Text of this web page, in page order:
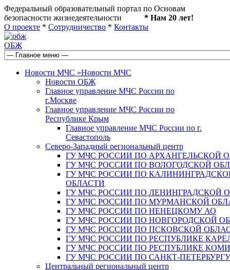
Федеральный образовательный портал по Основам
безопасности жизнедеятельности * Нам 20 лет!
О проекте * Сотрудничество * Контакты
ОБЖ
Новости МЧС »Новости МЧС
Новости ОБЖ
Главное управление МЧС России по
г.Москве
Главное управление МЧС России по
Республике Крым
Главное управление МЧС России по г.
Севастополь
Северо-Западный региональный центр
ГУ МЧС РОССИИ ПО АРХАНГЕЛЬСКОЙ
ГУ МЧС РОССИИ ПО ВОЛОГОДСКОЙ
ГУ МЧС РОССИИ ПО
ОБЛАСТИ
ГУ МЧС РОССИИ ПО ЛЕНИНГРАДСКОЙ
ГУ МЧС РОССИИ ПО МУРМАНСКОЙ
ГУ МЧС РОССИИ ПО НЕНЕЦКОМУ АО
ГУ МЧС РОССИИ ПО НОВГОРОДСКОЙ
ГУ МЧС РОССИИ ПО ПСКОВСКОЙ
ГУ МЧС РОССИИ ПО РЕСПУБЛИКЕ
ГУ МЧС РОССИИ ПО РЕСПУБЛИКЕ КОМИ
ГУ МЧС РОССИИ ПО САНКТ-ПЕТЕРБУРГУ
Центральный региональный центр